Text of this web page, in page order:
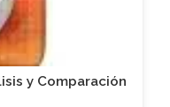
y Comparación